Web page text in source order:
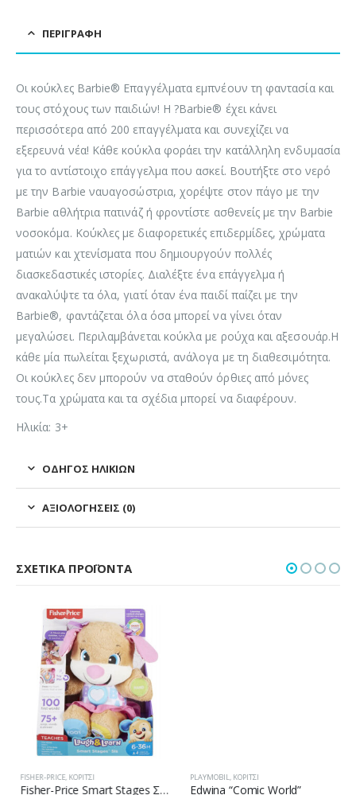
ΠΕΡΙΓΡΑΦΉ
Οι κούκλες Barbie® Επαγγέλματα εμπνέουν τη φαντασία και
τους στόχους των παιδιών! Η ?Barbie® έχει κάνει
περισσότερα από 200 επαγγέλματα και συνεχίζει να
εξερευνά νέα! Κάθε κούκλα φοράει την κατάλληλη ενδυμασία
για το αντίστοιχο επάγγελμα που ασκεί. Βουτήξτε στο νερό
με την Barbie ναυαγοσώστρια, χορέψτε στον πάγο με την
Barbie αθλήτρια πατινάζ ή φροντίστε ασθενείς με την Barbie
νοσοκόμα. Κούκλες με διαφορετικές επιδερμίδες, χρώματα
ματιών και χτενίσματα που δημιουργούν πολλές
διασκεδαστικές ιστορίες. Διαλέξτε ένα επάγγελμα ή
ανακαλύψτε τα όλα, γιατί όταν ένα παιδί παίζει με την
Barbie®, φαντάζεται όλα όσα μπορεί να γίνει όταν
μεγαλώσει. Περιλαμβάνεται κούκλα με ρούχα και αξεσουάρ.Η
κάθε μία πωλείται ξεχωριστά, ανάλογα με τη διαθεσιμότητα.
Οι κούκλες δεν μπορούν να σταθούν όρθιες από μόνες
τους.Τα χρώματα και τα σχέδια μπορεί να διαφέρουν.
Ηλικία: 3+
ΟΔΗΓΌΣ ΗΛΙΚΙΏΝ
ΑΞΙΟΛΟΓΉΣΕΙΣ (0)
ΣΧΕΤΙΚΆ ΠΡΟΪΌΝΤΑ
FISHER-PRICE,ΚΟΡΊΤΣΙ
Fisher-Price Smart Stages Σκυλάκι Ροζ FPP82
PLAYMOBIL,ΚΟΡΊΤΣΙ
Edwina “Comic World”